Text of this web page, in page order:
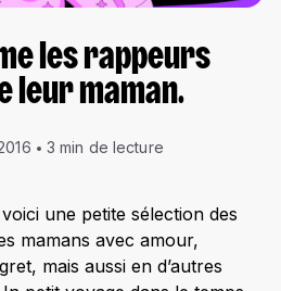
les rappeurs
leur maman.
3 min de lecture
une petite sélection des
mamans avec amour,
mais aussi en d’autres